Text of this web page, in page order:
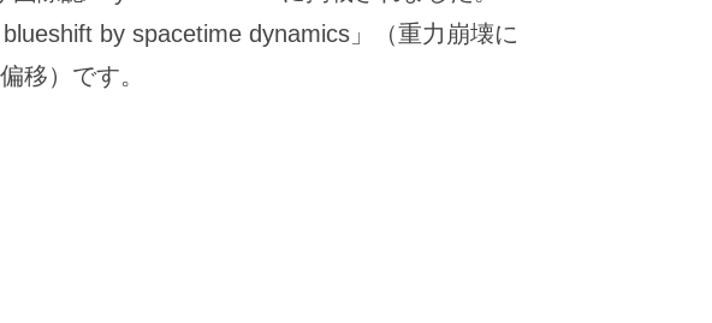
by spacetime dynamics」（重力崩壊に
移）です。